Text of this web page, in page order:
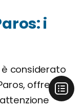
i
è considerato
offrendo